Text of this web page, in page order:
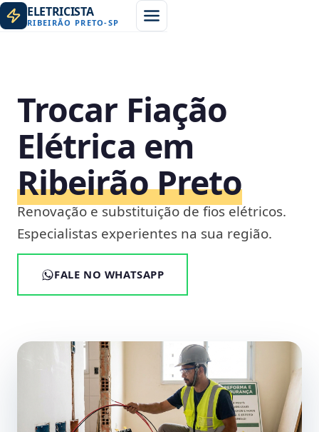
ELETRICISTA
RIBEIRÃO PRETO-SP
Trocar Fiação
Elétrica em
Ribeirão Preto
Renovação e substituição de fios elétricos.
Especialistas experientes na sua região.
FALE NO WHATSAPP